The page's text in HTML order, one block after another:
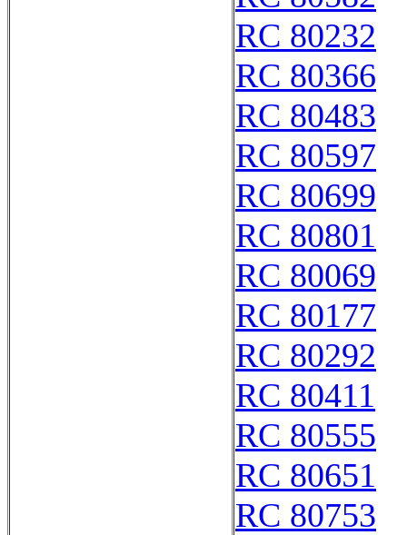
RC 80232
RC 80366
RC 80483
RC 80597
RC 80699
RC 80801
RC 80069
RC 80177
RC 80292
RC 80411
RC 80555
RC 80651
RC 80753